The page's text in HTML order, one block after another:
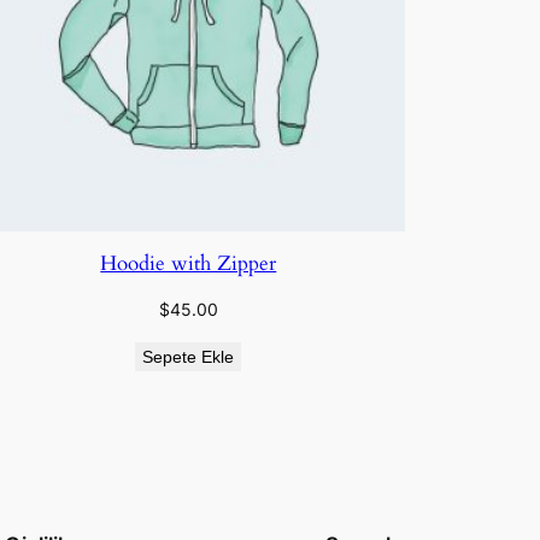
Hoodie with Zipper
$45.00
Sepete Ekle